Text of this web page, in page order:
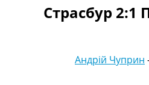
Футбольні
Останні
Рейтінги
Страсбур 2:1
Андрій Чуприн